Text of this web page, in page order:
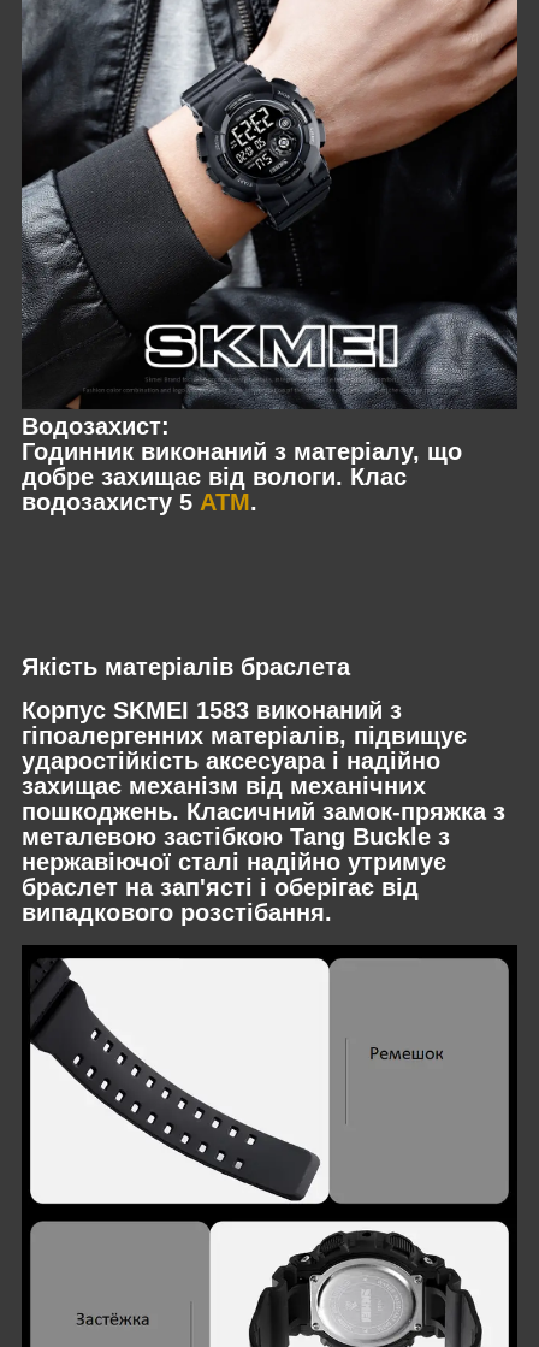
Водозахист:
Годинник виконаний з матеріалу, що
добре захищає від вологи. Клас
водозахисту 5 ATM.
Якість матеріалів браслета
Корпус SKMEI 1583 виконаний з
гіпоалергенних матеріалів, підвищує
ударостійкість аксесуара і надійно
захищає механізм від механічних
пошкоджень. Класичний замок-пряжка з
металевою застібкою Tang Buckle з
нержавіючої сталі надійно утримує
браслет на зап'ясті і оберігає від
випадкового розстібання.